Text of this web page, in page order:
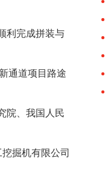
利完成拼装与
通道项目路途
院、我国人民
掘机有限公司